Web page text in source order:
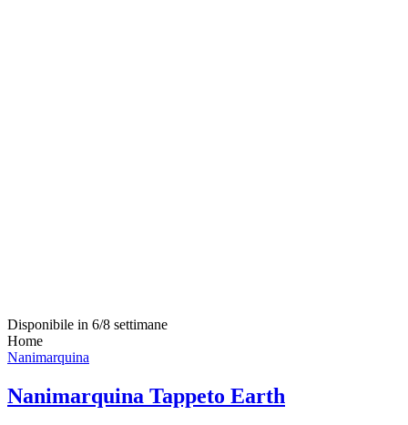
Disponibile in 6/8 settimane
Home
Nanimarquina
Nanimarquina Tappeto Earth